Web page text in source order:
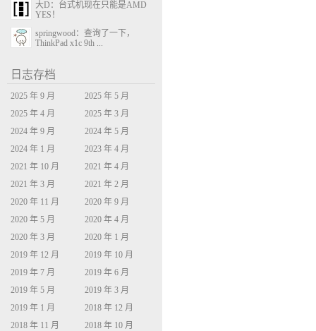
大D：台式机现在只能是AMD
YES！
springwood：查询了一下，
ThinkPad x1c 9th ...
日志存档
2025 年 9 月
2025 年 5 月
2025 年 4 月
2025 年 3 月
2024 年 9 月
2024 年 5 月
2024 年 1 月
2023 年 4 月
2021 年 10 月
2021 年 4 月
2021 年 3 月
2021 年 2 月
2020 年 11 月
2020 年 9 月
2020 年 5 月
2020 年 4 月
2020 年 3 月
2020 年 1 月
2019 年 12 月
2019 年 10 月
2019 年 7 月
2019 年 6 月
2019 年 5 月
2019 年 3 月
2019 年 1 月
2018 年 12 月
2018 年 11 月
2018 年 10 月